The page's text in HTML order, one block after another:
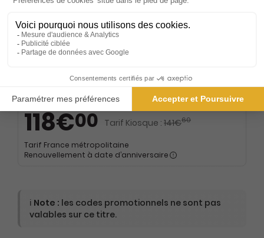
164€
Tarif France métropolitaine
Renouvellement à date d’anniversaire
Abonnement 2 ans
24 n° • Papier
118€00 Tarif Kiosque : 141€60
Tarif France métropolitaine
Renouvellement à date d’anniversaire
ℹ️ Note : les codes promotionnels ne sont pas
valables sur ce titre.